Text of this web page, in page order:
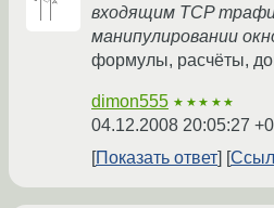
входящим TCP
манипулировании
формулы, расчёты,
dimon555 ★★★★★
04.12.2008 20:05:27
Показать ответ